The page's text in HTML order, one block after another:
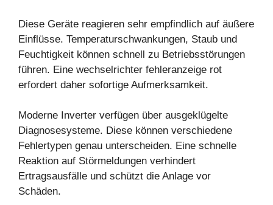
Diese Geräte reagieren sehr empfindlich auf äußere
Einflüsse. Temperaturschwankungen, Staub und
Feuchtigkeit können schnell zu Betriebsstörungen
führen. Eine wechselrichter fehleranzeige rot
erfordert daher sofortige Aufmerksamkeit.
Moderne Inverter verfügen über ausgeklügelte
Diagnosesysteme. Diese können verschiedene
Fehlertypen genau unterscheiden. Eine schnelle
Reaktion auf Störmeldungen verhindert
Ertragsausfälle und schützt die Anlage vor
Schäden.